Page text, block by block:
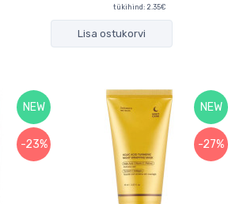
tükihind: 2.35€
Lisa ostukorvi
NEW
-23%
NEW
-27%